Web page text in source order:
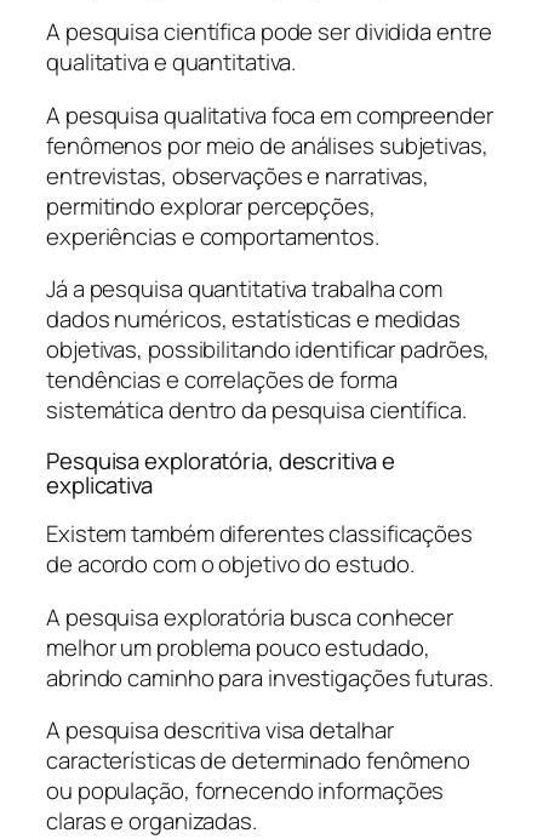
A pesquisa científica pode ser dividida entre
qualitativa e quantitativa.
A pesquisa qualitativa foca em compreender
fenômenos por meio de análises subjetivas,
entrevistas, observações e narrativas,
permitindo explorar percepções,
experiências e comportamentos.
Já a pesquisa quantitativa trabalha com
dados numéricos, estatísticas e medidas
objetivas, possibilitando identificar padrões,
tendências e correlações de forma
sistemática dentro da pesquisa científica.
Pesquisa exploratória, descritiva e
explicativa
Existem também diferentes classificações
de acordo com o objetivo do estudo.
A pesquisa exploratória busca conhecer
melhor um problema pouco estudado,
abrindo caminho para investigações futuras.
A pesquisa descritiva visa detalhar
características de determinado fenômeno
ou população, fornecendo informações
claras e organizadas.